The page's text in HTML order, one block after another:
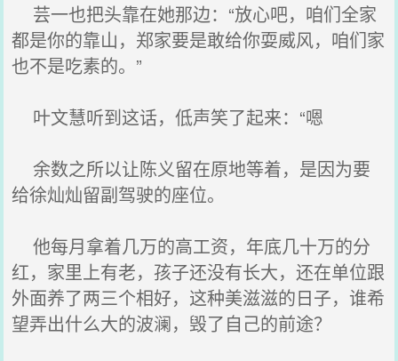
芸一也把头靠在她那边：“放心吧，咱们全家
都是你的靠山，郑家要是敢给你耍威风，咱们家
也不是吃素的。”
叶文慧听到这话，低声笑了起来：“嗯
余数之所以让陈义留在原地等着，是因为要
给徐灿灿留副驾驶的座位。
他每月拿着几万的高工资，年底几十万的分
红，家里上有老，孩子还没有长大，还在单位跟
外面养了两三个相好，这种美滋滋的日子，谁希
望弄出什么大的波澜，毁了自己的前途？